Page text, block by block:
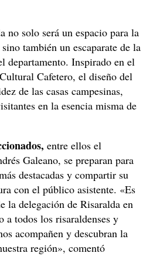
no solo será un espacio para la
también un escaparate de la
departamento. Inspirado en el
Cafetero, el diseño del
de las casas campesinas,
en la esencia misma de
entre ellos el
Galeano, se preparan para
destacadas y compartir su
con el público asistente. «Es
la delegación de Risaralda en
todos los risaraldenses y
acompañen y descubran la
región», comentó